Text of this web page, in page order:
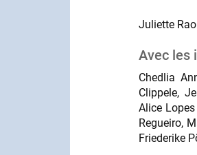
Juliette
Avec les
Chedlia
Clippele,
Alice
Regueiro,
Friederike